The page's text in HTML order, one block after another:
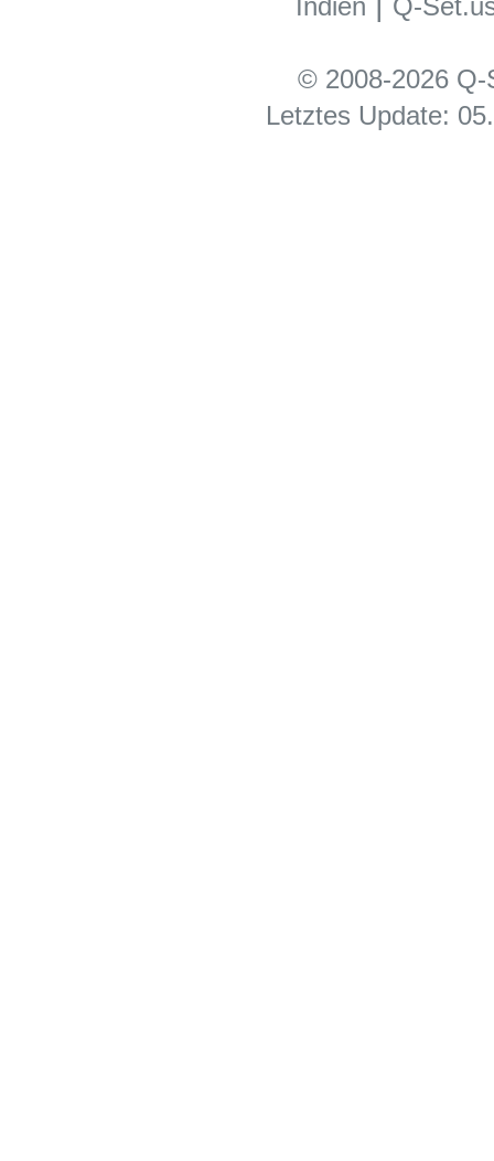
Indien Q-
© 2008-2026 Q-
Letztes Update: